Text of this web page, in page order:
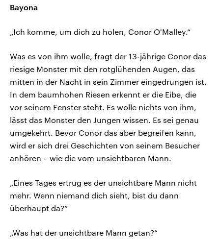
Bayona
„Ich komme, um dich zu holen, Conor O'Malley.“
Was es von ihm wolle, fragt der 13-jährige Conor das
riesige Monster mit den rotglühenden Augen, das
mitten in der Nacht in sein Zimmer eingedrungen ist.
In dem baumhohen Riesen erkennt er die Eibe, die
vor seinem Fenster steht. Es wolle nichts von ihm,
lässt das Monster den Jungen wissen. Es sei genau
umgekehrt. Bevor Conor das aber begreifen kann,
wird er sich drei Geschichten von seinem Besucher
anhören – wie die vom unsichtbaren Mann.
„Eines Tages ertrug es der unsichtbare Mann nicht
mehr. Wenn niemand dich sieht, bist du dann
überhaupt da?“
„Was hat der unsichtbare Mann getan?“